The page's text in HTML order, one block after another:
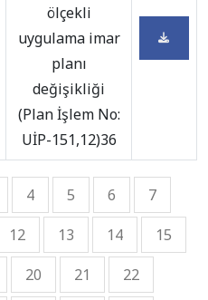
ölçekli
uygulama imar
planı
değişikliği
(Plan İşlem No:
UİP-151,12)36
4 5 6
7
12 13 14
15
20 21
22